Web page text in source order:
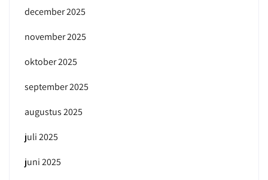
december 2025
november 2025
oktober 2025
september 2025
augustus 2025
juli 2025
juni 2025